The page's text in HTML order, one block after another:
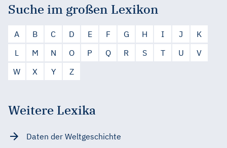
Suche im großen Lexikon
A B C D E F G H I J
K
L
M N O P Q R S T U
V
W
X Y Z
Weitere Lexika
Daten der Weltgeschichte